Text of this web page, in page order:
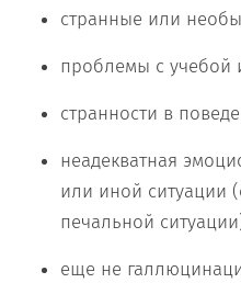
странные или
проблемы с учебой
странности в
неадекватная
или иной ситуации
печальной
еще не